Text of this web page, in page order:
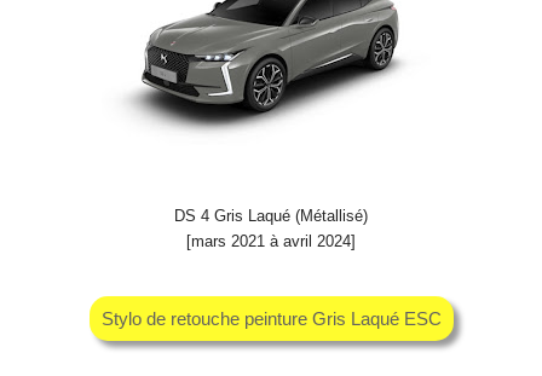
DS 4 Gris Laqué (Métallisé)
[mars 2021 à avril 2024]
Stylo de retouche peinture Gris Laqué ESC